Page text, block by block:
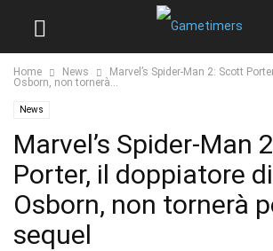
Home News
Marvel’s Spider-Man 2: Scott
Osborn, non tornerà...
News
Marvel’s Spider-Man
Porter, il doppiatore
Osborn, non tornerà
sequel